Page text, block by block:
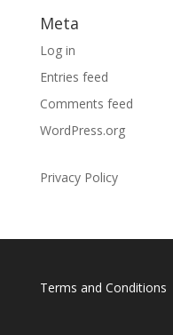
Meta
Log in
Entries feed
Comments feed
WordPress.org
Privacy Policy
Terms and Conditions